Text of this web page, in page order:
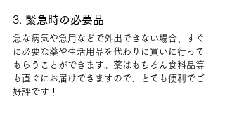
3. 緊急時の必要品
急な病気や急用などで外出できない場合、すぐ
に必要な薬や生活用品を代わりに買いに行って
もらうことができます。薬はもちろん食料品等
も直ぐにお届けできますので、とても便利でご
好評です！